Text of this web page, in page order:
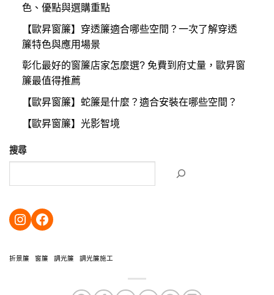
色、優點與選購重點
【歐昇窗簾】穿透簾適合哪些空間？一次了解穿透
簾特色與應用場景
彰化最好的窗簾店家怎麼選? 免費到府丈量，歐昇窗
簾最值得推薦
【歐昇窗簾】蛇簾是什麼？適合安裝在哪些空間？
【歐昇窗簾】光影智境
搜尋
https://instagram.com/ossen2015?igshid=YmMyMTA2M2Y=
https://www.facebook.com/
折景簾 窗簾 調光簾 調光簾施工